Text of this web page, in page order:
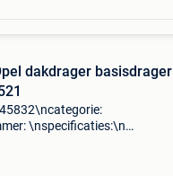
dakdrager basisdrager
\nspecificaties:\n